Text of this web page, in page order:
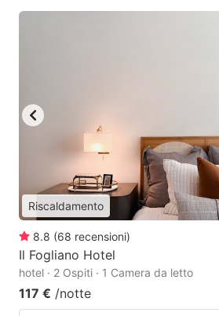
Riscaldamento
8.8 (68 recensioni)
Il Fogliano Hotel
hotel · 2 Ospiti · 1 Camera da letto
117 € /notte